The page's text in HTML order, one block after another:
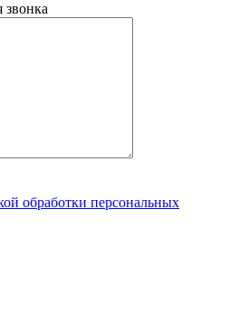
звонка
обработки персональных